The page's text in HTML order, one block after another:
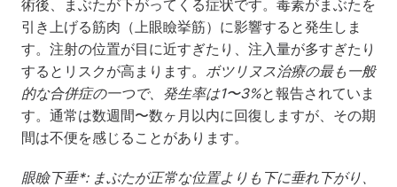
術後、まぶたが下がってくる症状です。毒素がまぶたを
引き上げる筋肉（上眼瞼挙筋）に影響すると発生しま
す。注射の位置が目に近すぎたり、注入量が多すぎたり
するとリスクが高まります。 ボツリヌス治療の最も一般
的な合併症の一つで、発生率は1〜3%と報告されていま
す。通常は数週間〜数ヶ月以内に回復しますが、その期
間は不便を感じることがあります。
眼瞼下垂*: まぶたが正常な位置よりも下に垂れ下がり、